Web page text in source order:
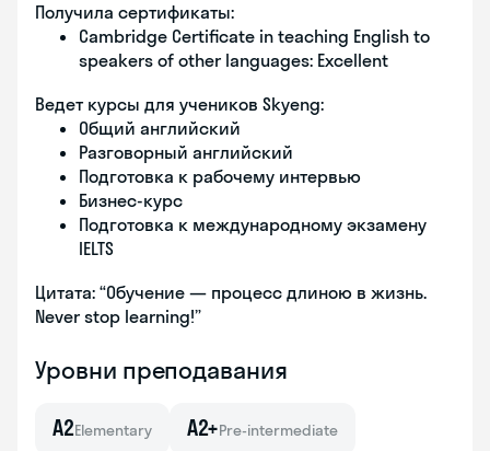
Получила сертификаты:
Cambridge Certificate in teaching English to
speakers of other languages: Excellent
Ведет курсы для учеников Skyeng:
Общий английский
Разговорный английский
Подготовка к рабочему интервью
Бизнес-курс
Подготовка к международному экзамену
IELTS
Цитата: “Обучение — процесс длиною в жизнь.
Never stop learning!”
Уровни преподавания
A2Elementary A2+Pre-intermediate